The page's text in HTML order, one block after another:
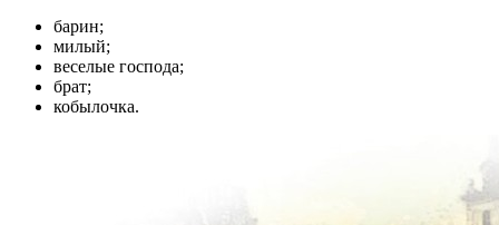
барин;
милый;
веселые господа;
брат;
кобылочка.